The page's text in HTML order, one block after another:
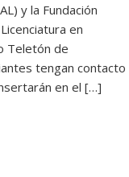
y la Fundación
en
Teletón de
tengan contacto
en el […]